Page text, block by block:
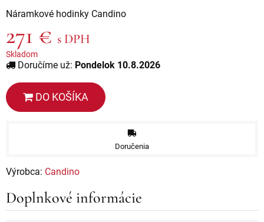
Náramkové hodinky Candino
271 € s DPH
Skladom
Doručíme už: Pondelok 10.8.2026
DO KOŠÍKA
Doručenia
Výrobca: Candino
Doplnkové informácie